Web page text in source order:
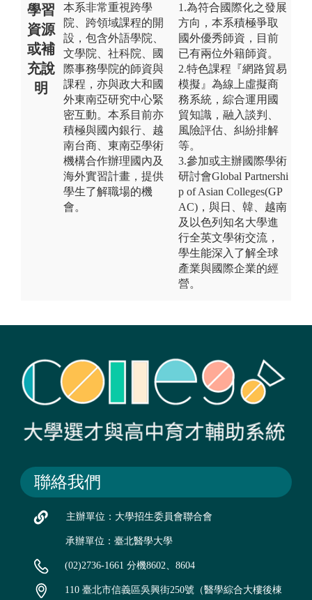
學習
資源
或補
充說
明
本系非常重視跨學
院、跨領域課程的開
設，包含外語學院、
文學院、社科院、國
際事務學院的師資與
課程，亦與政大和國
外東南亞研究中心緊
密互動。本系目前亦
積極與國內銀行、越
南台商、東南亞學術
機構合作辦理國內及
海外實習計畫，提供
學生了解職場的機
會。
1.為符合國際化之發展
方向，本系積極爭取
國外優秀師資，目前
已有兩位外籍師資。
2.特色課程『網路貿易
模擬』為線上虛擬商
務系統，綜合運用國
貿知識，融入談判、
風險評估、糾紛排解
等。
3.參加或主辦國際學術
研討會Global Partnershi
p of Asian Colleges(GP
AC)，與日、韓、越南
及以色列知名大學進
行全英文學術交流，
學生能深入了解全球
產業與國際企業的經
營。
聯絡我們
主辦單位：大學招生委員會聯合會
承辦單位：臺北醫學大學
(02)2736-1661 分機8602、8604
110 臺北市信義區吳興街250號（醫學綜合大樓後棟